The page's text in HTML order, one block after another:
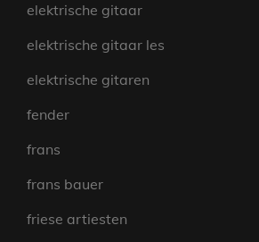
elektrische gitaar
elektrische gitaar les
elektrische gitaren
fender
frans
frans bauer
friese artiesten